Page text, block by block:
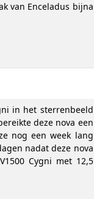
van Enceladus bijna
in het sterrenbeeld
deze nova een
nog een week lang
nadat deze nova
Cygni met 12,5